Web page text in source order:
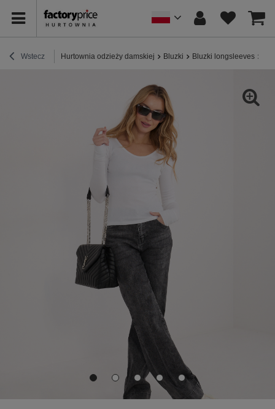
Wstecz Hurtownia odzieży damskiej Bluzki Bluzki longsleeves